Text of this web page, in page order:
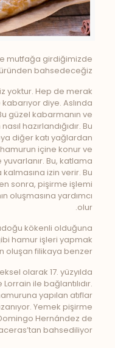
mutfağa girdiğimizde
bahsedeceğiz.
yoktur. Hep de merak
diye. Aslında
güzel kabarmanın ve
hazırlandığıdır. Bu
diğer katı yağlardan
hamurun içine konur ve
Bu, katlama
izin verir. Bu
sonra, pişirme işlemi
oluşmasına yardımcı
olur.
kökenli olduğuna
hamur işleri yapmak
oluşan filikaya benzer.
olarak 17. yüzyılda
ile bağlantılıdır.
yapılan atıflar
Yemek pişirme
Hernández de
bahsediliyor.